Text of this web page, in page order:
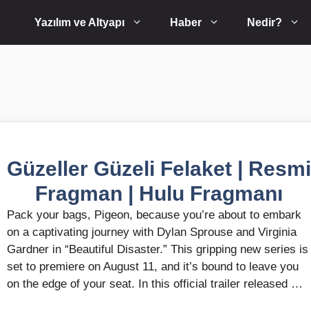
Yazılım ve Altyapı Haber Nedir?
Güzeller Güzeli Felaket | Resmi
Fragman | Hulu Fragmanı
Pack your bags, Pigeon, because you’re about to embark
on a captivating journey with Dylan Sprouse and Virginia
Gardner in “Beautiful Disaster.” This gripping new series is
set to premiere on August 11, and it’s bound to leave you
on the edge of your seat. In this official trailer released …